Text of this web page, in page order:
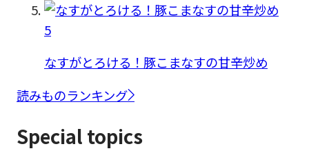
5
なすがとろける！豚こまなすの甘辛炒め
読みものランキング
Special topics